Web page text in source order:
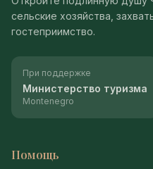
сельские хозяйства,
гостеприимство.
При поддержке
Министерство туризма
Montenegro
Помощь